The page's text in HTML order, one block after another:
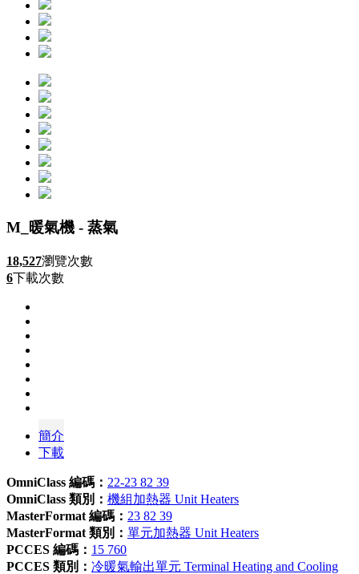
M_暖氣機 - 蒸氣
18,527瀏覽次數
6下載次數
簡介
下載
OmniClass 編碼： 22-23 82 39
OmniClass 類別： 機組加熱器 Unit Heaters
MasterFormat 編碼： 23 82 39
MasterFormat 類別： 單元加熱器 Unit Heaters
PCCES 編碼： 15 760
PCCES 類別： 冷暖氣輸出單元 Terminal Heating and Cooling